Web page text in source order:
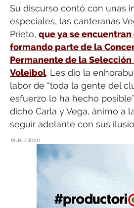
Su discurso contó con unas
especiales, las canteranas
Prieto, que ya se encuentran
formando parte de la
Permanente de la
Voleibol. Les dio la
labor de “toda la gente del
esfuerzo lo ha hecho
dicho Carla y Vega, ánimo a
seguir adelante con sus
PUBLICIDAD